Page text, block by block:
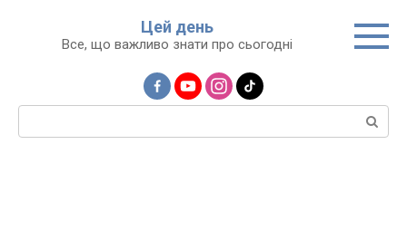
Цей день
Все, що важливо знати про сьогодні
Пошук: